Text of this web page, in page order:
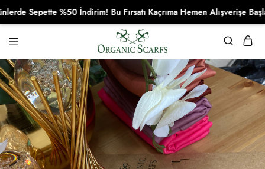
Organikscarf
Sepette %50 İndirim! Bu Fırsatı Kaçrıma Hemen Alışverişe Başla!